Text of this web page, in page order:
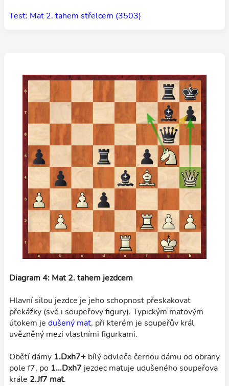
Test: Mat 2. tahem střelcem (3503)
Diagram 4: Mat 2. tahem jezdcem
Hlavní silou jezdce je jeho schopnost přeskakovat
překážky (své i soupeřovy figury). Typickým matovým
útokem je dušený mat, při kterém je soupeřův král
uvězněný mezi vlastními figurkami.
Obětí dámy 1.Dxh7+ bílý odvleče černou dámu od obrany
pole f7, po 1...Dxh7 jezdec matuje udušeného soupeřova
krále 2.Jf7 mat.